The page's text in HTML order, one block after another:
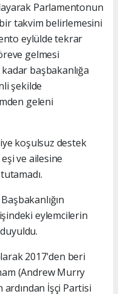
Parlamentonun
takvim belirlemesini
eylülde tekrar
gelmesi
başbakanlığa
şekilde
geleni
koşulsuz destek
ve ailesine
eylemcilerin
2017'den beri
(Andrew Murry
ardından İşçi Partisi